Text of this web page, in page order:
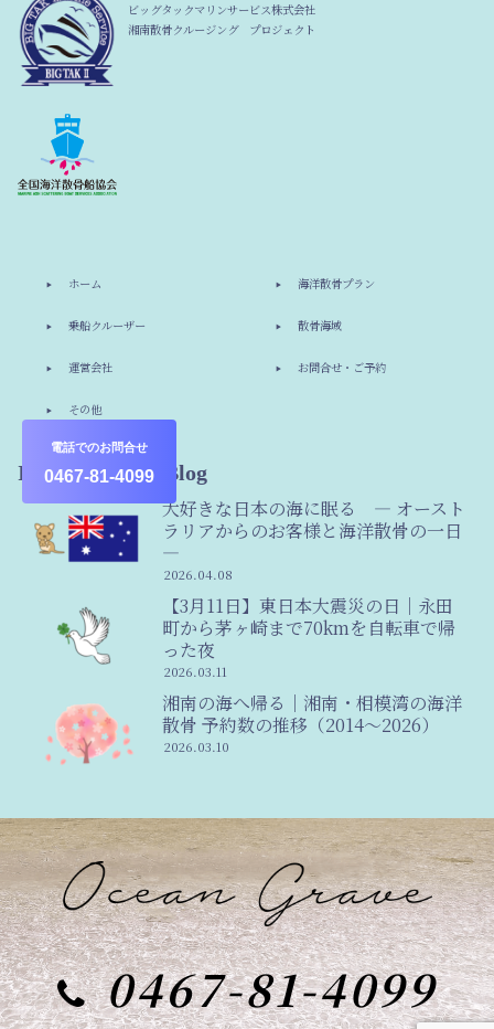
電話でのお問合せ
0467-81-4099
ビッグタックマリンサービス株式会社
湘南散骨クルージング プロジェクト
ホーム 海洋散骨プラン
乗船クルーザー 散骨海域
運営会社 お問合せ・ご予約
その他
Information & Blog
大好きな日本の海に眠る ― オースト
ラリアからのお客様と海洋散骨の一日
―
2026.04.08
【3月11日】東日本大震災の日｜永田
町から茅ヶ崎まで70kmを自転車で帰
った夜
2026.03.11
湘南の海へ帰る｜湘南・相模湾の海洋
散骨 予約数の推移（2014〜2026）
2026.03.10
0467-81-4099